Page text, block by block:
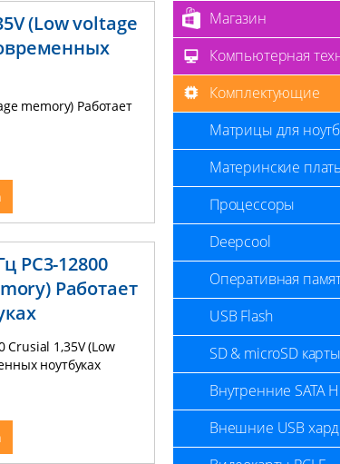
(Low voltage
memory) Работает
PC3-12800
Работает
Crusial 1,35V (Low
ноутбуках
Магазин
Компьютерная
Комплектующие
Матрицы для
Материнские
Процессоры
Deepcool
Оперативная
USB Flash
SD & microSD карты
Внутренние SATA
Внешние USB